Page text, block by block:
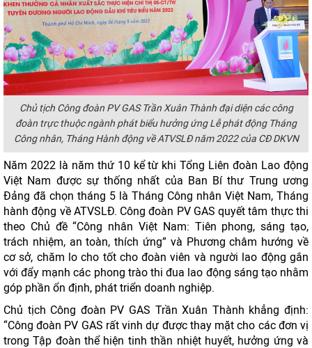
Chủ tịch Công đoàn PV GAS Trần Xuân Thành đại diện các công
đoàn trực thuộc ngành phát biểu hưởng ứng Lễ phát động Tháng
Công nhân, Tháng Hành động về ATVSLĐ năm 2022 của CĐ DKVN
Năm 2022 là năm thứ 10 kể từ khi Tổng Liên đoàn Lao động
Việt Nam được sự thống nhất của Ban Bí thư Trung ương
Đảng đã chọn tháng 5 là Tháng Công nhân Việt Nam, Tháng
hành động về ATVSLĐ. Công đoàn PV GAS quyết tâm thực thi
theo Chủ đề “Công nhân Việt Nam: Tiên phong, sáng tạo,
trách nhiệm, an toàn, thích ứng” và Phương châm hướng về
cơ sở, chăm lo cho tốt cho đoàn viên và người lao động gắn
với đẩy mạnh các phong trào thi đua lao động sáng tạo nhằm
góp phần ổn định, phát triển doanh nghiệp.
Chủ tịch Công đoàn PV GAS Trần Xuân Thành khẳng định:
“Công đoàn PV GAS rất vinh dự được thay mặt cho các đơn vị
trong Tập đoàn thể hiện tinh thần nhiệt huyết, hưởng ứng và